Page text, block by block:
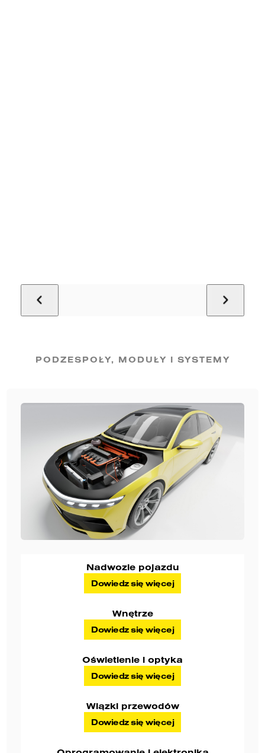
PODZESPOŁY, MODUŁY I SYSTEMY​
Nadwozie pojazdu
Dowiedz się więcej
Wnętrze
Dowiedz się więcej
Oświetlenie i optyka
Dowiedz się więcej
Wiązki przewodów
Dowiedz się więcej